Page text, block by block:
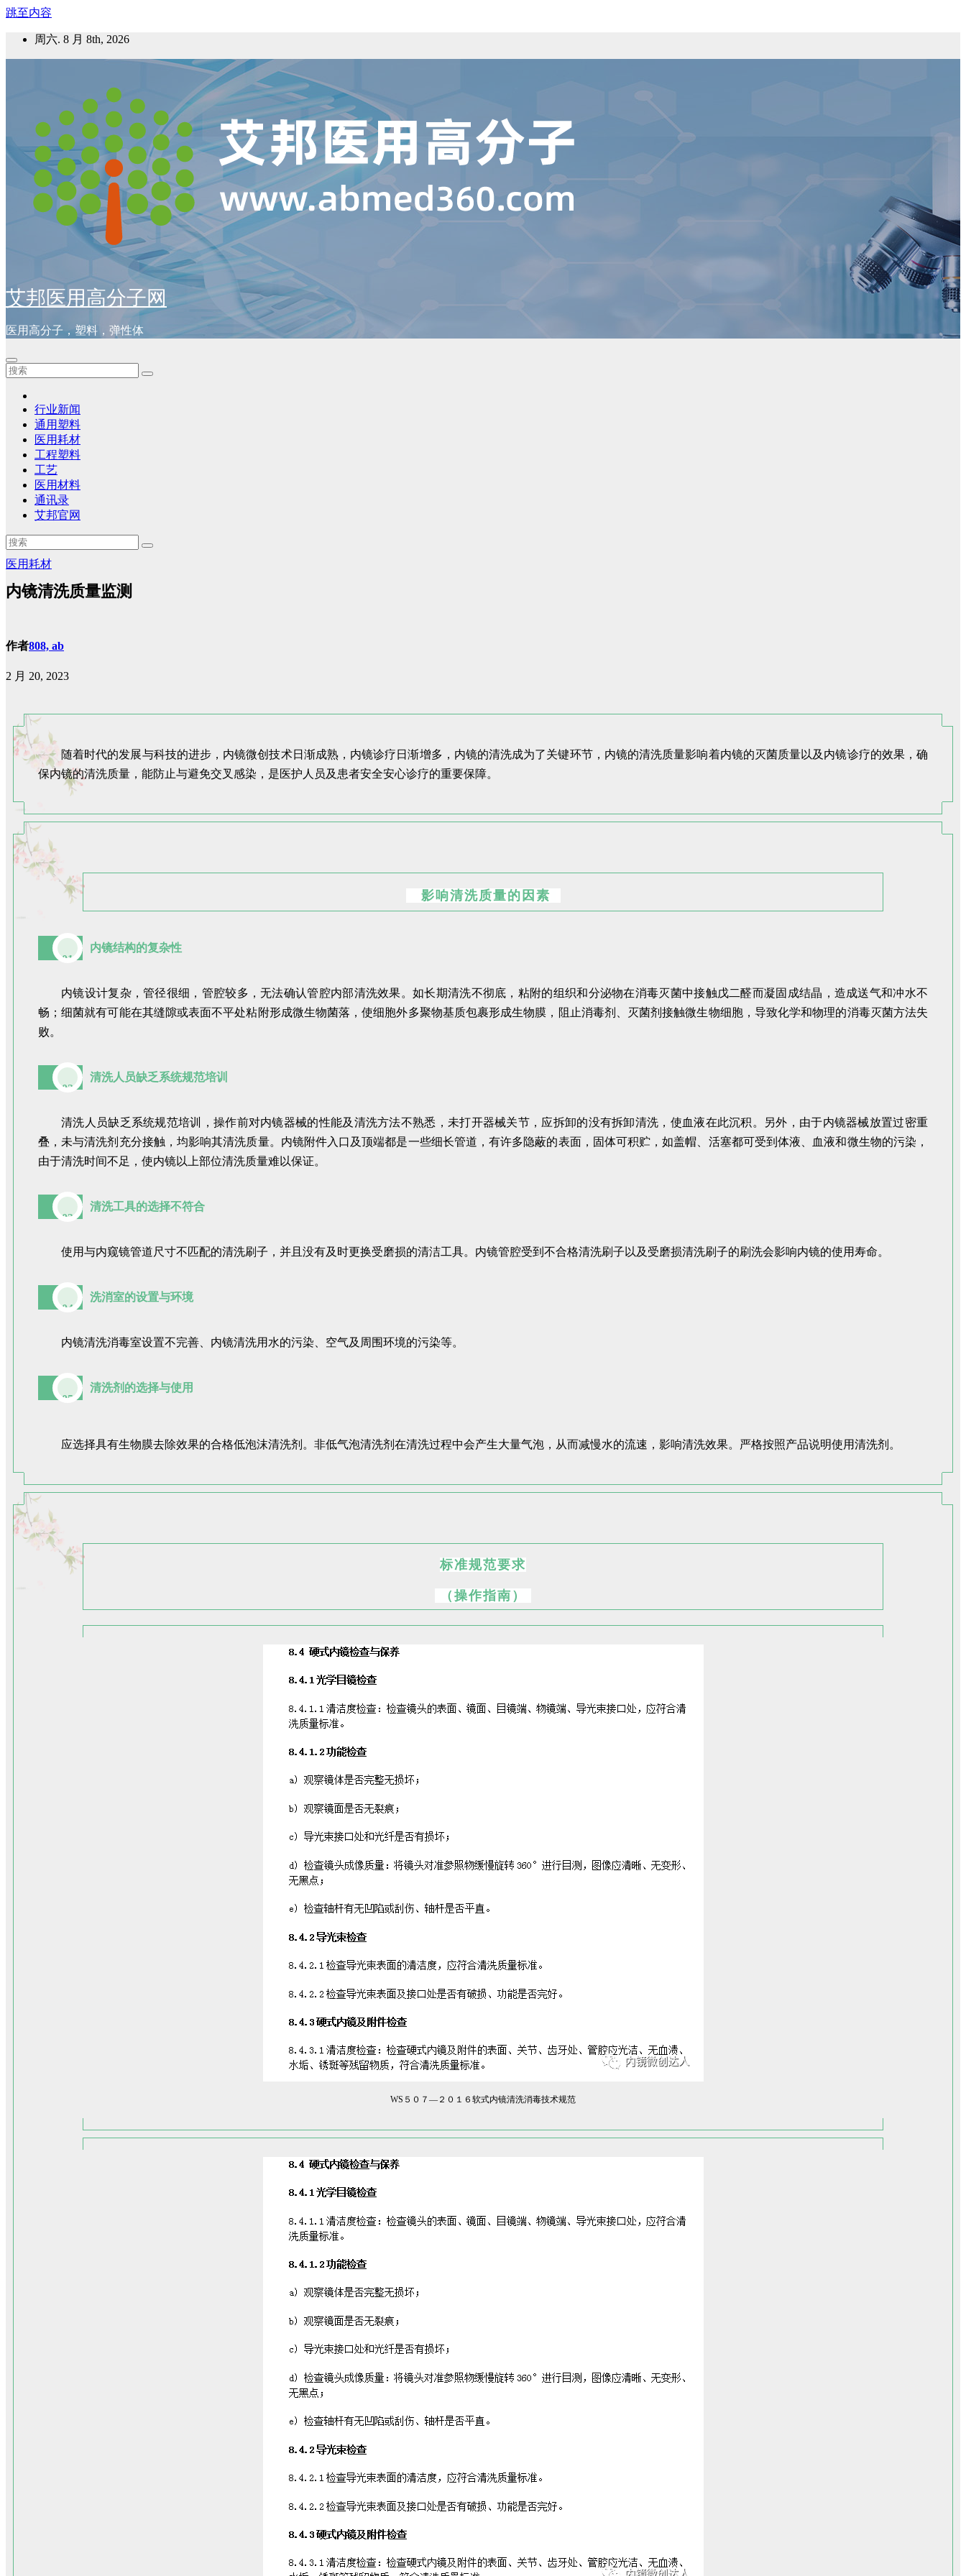
跳至内容
周六. 8 月 8th, 2026
艾邦医用高分子网
医用高分子，塑料，弹性体
行业新闻
通用塑料
医用耗材
工程塑料
工艺
医用材料
通讯录
艾邦官网
医用耗材
内镜清洗质量监测
作者808, ab
2 月 20, 2023
随着时代的发展与科技的进步，内镜微创技术日渐成熟，内镜诊疗日渐增多，内镜的清洗成为了关键环节，内镜的清洗质量影响着内镜的灭菌质量以及内镜诊疗的效果，确
保内镜的清洗质量，能防止与避免交叉感染，是医护人员及患者安全安心诊疗的重要保障。
影响清洗质量的因素
01
内镜结构的复杂性
内镜设计复杂，管径很细，管腔较多，无法确认管腔内部清洗效果。如长期清洗不彻底，粘附的组织和分泌物在消毒灭菌中接触戊二醛而凝固成结晶，造成送气和冲水不
畅；细菌就有可能在其缝隙或表面不平处粘附形成微生物菌落，使细胞外多聚物基质包裹形成生物膜，阻止消毒剂、灭菌剂接触微生物细胞，导致化学和物理的消毒灭菌方法失
败。
02
清洗人员缺乏系统规范培训
清洗人员缺乏系统规范培训，操作前对内镜器械的性能及清洗方法不熟悉，未打开器械关节，应拆卸的没有拆卸清洗，使血液在此沉积。另外，由于内镜器械放置过密重
叠，未与清洗剂充分接触，均影响其清洗质量。内镜附件入口及顶端都是一些细长管道，有许多隐蔽的表面，固体可积贮，如盖帽、活塞都可受到体液、血液和微生物的污染，
由于清洗时间不足，使内镜以上部位清洗质量难以保证。
03
清洗工具的选择不符合
使用与内窥镜管道尺寸不匹配的清洗刷子，并且没有及时更换受磨损的清洁工具。内镜管腔受到不合格清洗刷子以及受磨损清洗刷子的刷洗会影响内镜的使用寿命。
04
洗消室的设置与环境
内镜清洗消毒室设置不完善、内镜清洗用水的污染、空气及周围环境的污染等。
05
清洗剂的选择与使用
应选择具有生物膜去除效果的合格低泡沫清洗剂。非低气泡清洗剂在清洗过程中会产生大量气泡，从而减慢水的流速，影响清洗效果。严格按照产品说明使用清洗剂。
标准规范要求
（操作指南）
WS５０７—２０１６软式内镜清洗消毒技术规范